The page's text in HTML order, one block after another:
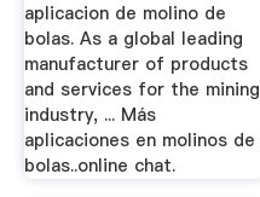
aplicacion de molino de
bolas. As a global leading
manufacturer of products
and services for the mining
industry, ... Más
aplicaciones en molinos de
bolas..online chat.